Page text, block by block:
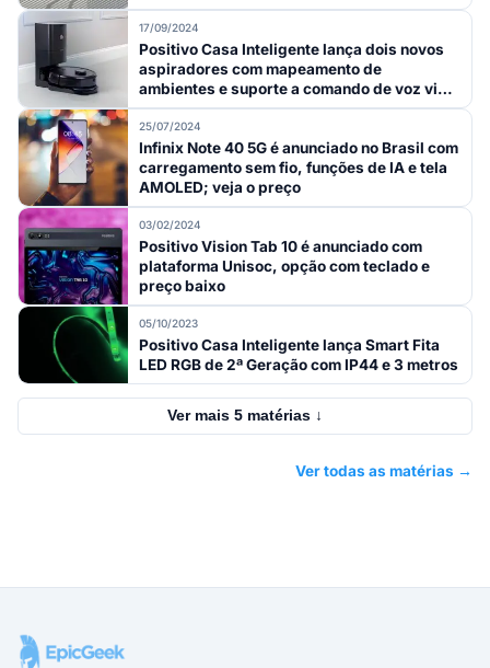
17/09/2024
Positivo Casa Inteligente lança dois novos
aspiradores com mapeamento de
ambientes e suporte a comando de voz via
Alexa e Google
25/07/2024
Infinix Note 40 5G é anunciado no Brasil com
carregamento sem fio, funções de IA e tela
AMOLED; veja o preço
03/02/2024
Positivo Vision Tab 10 é anunciado com
plataforma Unisoc, opção com teclado e
preço baixo
05/10/2023
Positivo Casa Inteligente lança Smart Fita
LED RGB de 2ª Geração com IP44 e 3 metros
Ver mais 5 matérias ↓
Ver todas as matérias →